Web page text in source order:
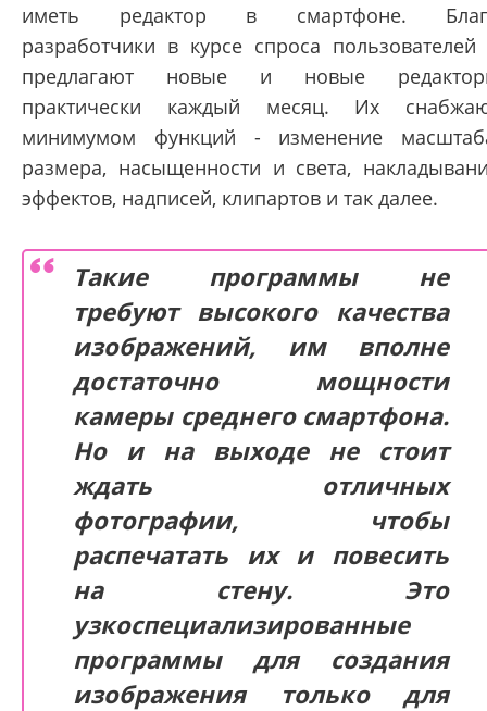
иметь редактор в смартфоне.
разработчики в курсе спроса пользователей
предлагают новые и новые
практически каждый месяц. Их
минимумом функций - изменение
размера, насыщенности и света,
эффектов, надписей, клипартов и так далее.
Такие программы не
требуют высокого качества
изображений, им вполне
достаточно мощности
камеры среднего смартфона.
Но и на выходе не стоит
ждать отличных
фотографии, чтобы
распечатать их и повесить
на стену. Это
узкоспециализированные
программы для создания
изображения только для